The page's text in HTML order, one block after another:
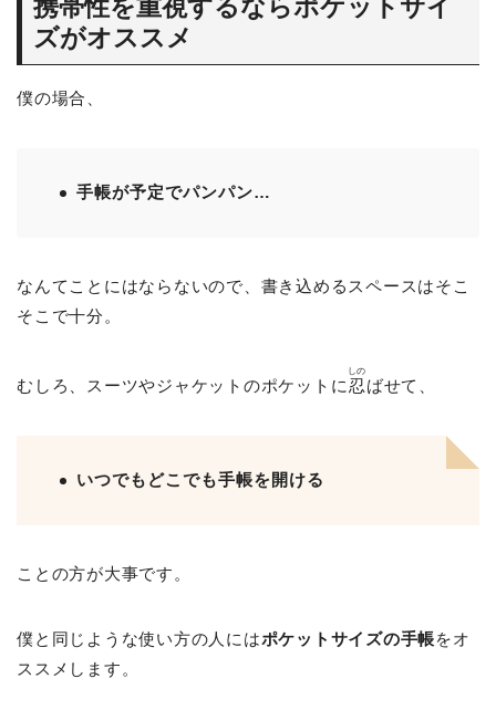
携帯性を重視するならポケットサイ
ズがオススメ
僕の場合、
手帳が予定でパンパン…
なんてことにはならないので、書き込めるスペースはそこ
そこで十分。
むしろ、スーツやジャケットのポケットに 忍
しの
ばせて、
いつでもどこでも手帳を開ける
ことの方が大事です。
僕と同じような使い方の人にはポケットサイズの手帳をオ
ススメします。